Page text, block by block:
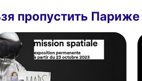
пропустить